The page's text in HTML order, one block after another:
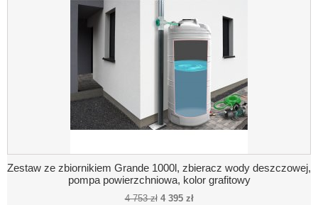
Zestaw ze zbiornikiem Grande 1000l, zbieracz wody deszczowej,
pompa powierzchniowa, kolor grafitowy
4 753 zł 4 395 zł